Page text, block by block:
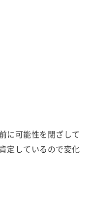
に可能性を閉ざして
定しているので変化